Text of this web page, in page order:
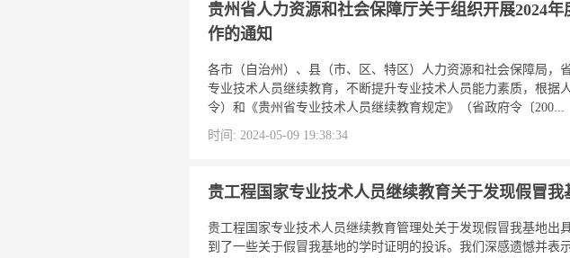
贵州省人力资源和社会保障厅关于组织开展2024
作的通知
各市（自治州）、县（市、区、特区）人力资源和社会保障局
专业技术人员继续教育，不断提升专业技术人员能力素质，根据
令）和《贵州省专业技术人员继续教育规定》（省政府令〔200...
时间: 2024-05-09 19:38:34
贵工程国家专业技术人员继续教育关于发现假冒
贵工程国家专业技术人员继续教育管理处关于发现假冒我基地
到了一些关于假冒我基地的学时证明的投诉。我们深感遗憾并表